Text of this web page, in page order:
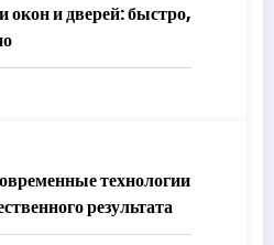
окон и дверей: быстро,
технологии
результата